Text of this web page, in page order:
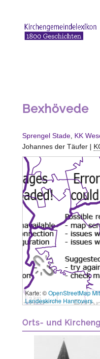
Bexhövede
Sprengel Stade, KK
Johannes der Täufer |
3 km
Karte: ©OpenStreetMap
Landeskirche Hannovers
Orts- und